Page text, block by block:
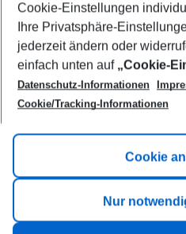
Footer
Footer navigation
Title A
Link A
Cookie-Einstellungen
Ihre Privatsphäre-
jederzeit ändern oder
einfach unten auf „Cookie-
Datenschutz-Informationen
Cookie/Tracking-Informationen
Cookie
Nur